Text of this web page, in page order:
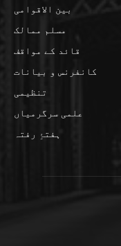
بین الاقوامی
مسلم ممالک
قائد کے مواقف
کانفرنس و بیانات
تنظیمی
علمی سرگرمیاں
ہفتۂِ رفتہ